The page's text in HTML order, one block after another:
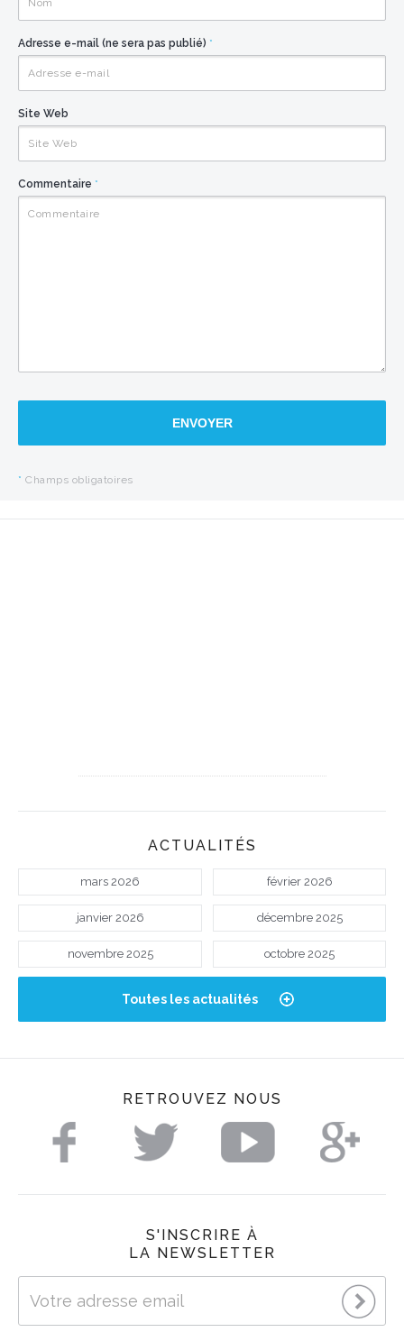
Adresse e-mail (ne sera pas publié) *
Site Web
Commentaire *
ENVOYER
* Champs obligatoires
ACTUALITÉS
mars 2026 février 2026
janvier 2026 décembre 2025
novembre 2025 octobre 2025
Toutes les actualités
RETROUVEZ NOUS
S'INSCRIRE À
LA NEWSLETTER